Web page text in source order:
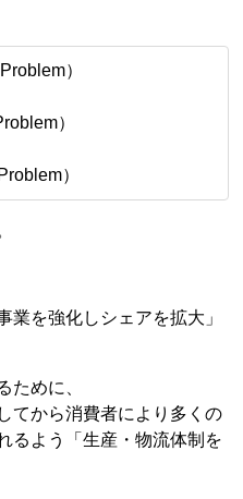
）
）
）
業を強化しシェアを拡大」
ために、
てから消費者により多くの
るよう「生産・物流体制を